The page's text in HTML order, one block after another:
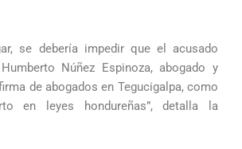
se debería impedir que el acusado
Núñez Espinoza, abogado y
de abogados en Tegucigalpa, como
en leyes hondureñas”, detalla la